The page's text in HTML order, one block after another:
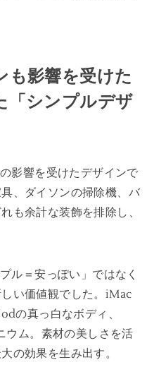
も影響を受けた
「シンプルデザ
影響を受けたデザインで
、ダイソンの掃除機、バ
も余計な装飾を排除し、
ル＝安っぽい」ではなく
しい価値観でした。iMac
の真っ白なボディ、
ム。素材の美しさを活
の効果を生み出す。